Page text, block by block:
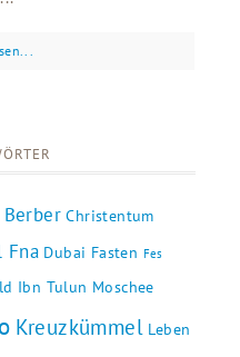
Berber Christentum
Fna Dubai Fasten Fes
Ibn Tulun Moschee
Kreuzkümmel Leben